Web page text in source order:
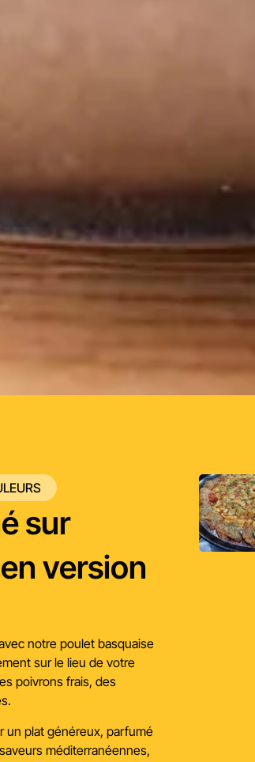
sur
version
notre poulet basquaise
sur le lieu de votre
poivrons frais, des
un plat généreux, parfumé
méditerranéennes,